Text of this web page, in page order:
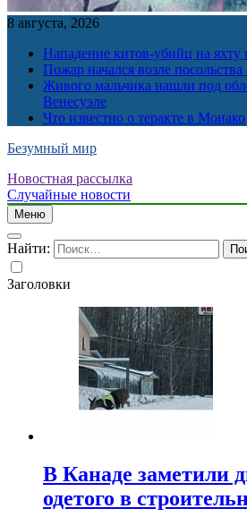
8 августа, 2026
Нападение китов-убийц на яхту
Пожар начался возле
Живого мальчика нашли под
Венесуэле
Что известно о теракте в Монако
Безумный мир
Новостная рассылка
Случайные новости
Меню
Найти:
Заголовки
В Канаде заметили
одетого в